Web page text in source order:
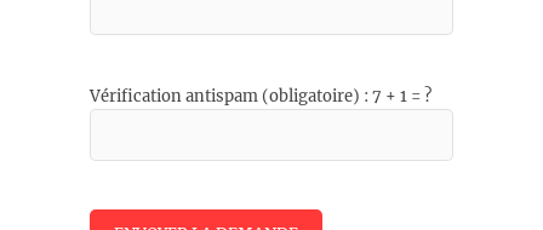
Vérification antispam (obligatoire) : 7 + 1 = ?